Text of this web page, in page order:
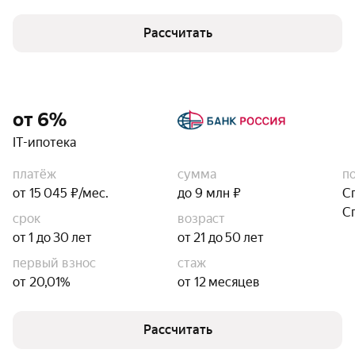
Рассчитать
от 6%
IT-ипотека
платёж
от 15 045 ₽/мес.
сумма
до 9 млн ₽
срок
от 1 до 30 лет
возраст
от 21 до 50 лет
первый взнос
от 20,01%
стаж
от 12 месяцев
Рассчитать